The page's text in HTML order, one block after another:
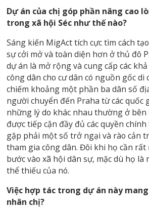
Dự án của chị góp phần nâng cao
trong xã hội Séc như thế nào?
Sáng kiến ​​MigAct tích cực tìm cách
sự cởi mở và toàn diện hơn ở thủ đô
dự án là mở rộng và cung cấp các
công dân cho cư dân có nguồn gốc
chiếm khoảng một phần ba dân số
người chuyển đến Praha từ các quốc
những lý do khác nhau thường ở bên
được tiếp cận đầy đủ các quyền
gặp phải một số trở ngại và rào cản
tham gia công dân. Đôi khi họ cần
bước vào xã hội dân sự, mặc dù họ
thể thiếu của nó.
Việc hợp tác trong dự án này
nhân chị?